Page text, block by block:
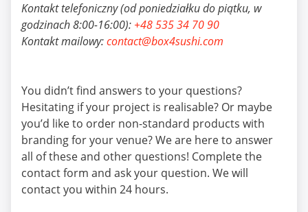
Kontakt telefoniczny (od poniedziałku do piątku, w
godzinach 8:00-16:00): +48 535 34 70 90
Kontakt mailowy:contact@box4sushi.com
You didn’t find answers to your questions?
Hesitating if your project is realisable? Or maybe
you’d like to order non-standard products with
branding for your venue? We are here to answer
all of these and other questions! Complete the
contact form and ask your question. We will
contact you within 24 hours.